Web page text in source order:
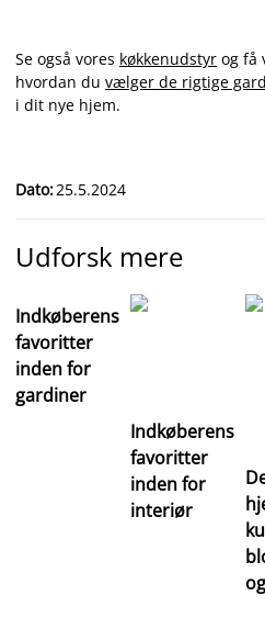
Se også vores køkkenudstyr og få
hvordan du vælger de rigtige
i dit nye hjem.
Dato:25.5.2024
Udforsk mere
Indkøberens
favoritter
inden for
gardiner
Indkøberens
favoritter
inden for
interiør